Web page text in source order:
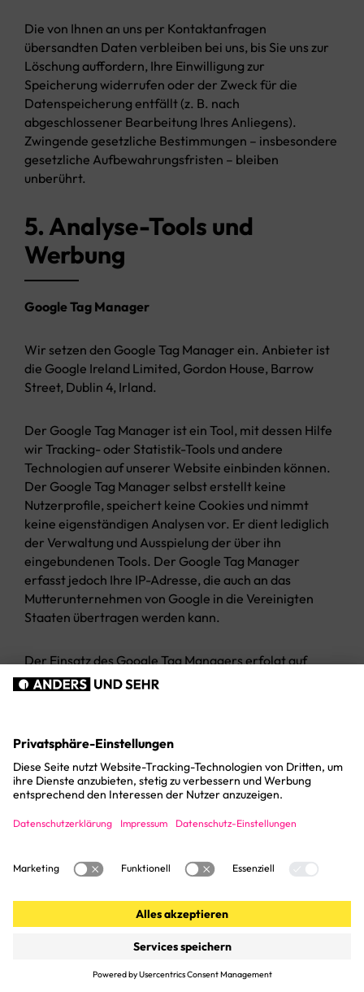
Die von Ihnen an uns per Kontaktanfragen
übersandten Daten verbleiben bei uns, bis Sie uns zur
Löschung auffordern, Ihre Einwilligung zur
Speicherung widerrufen oder der Zweck für die
Datenspeicherung entfällt (z. B. nach
abgeschlossener Bearbeitung Ihres Anliegens).
Zwingende gesetzliche Bestimmungen – insbesondere
gesetzliche Aufbewahrungsfristen – bleiben
unberührt.
5. Analyse-Tools und
Werbung
Google Tag Manager
Wir setzen den Google Tag Manager ein. Anbieter ist
die Google Ireland Limited, Gordon House, Barrow
Street, Dublin 4, Irland.
Der Google Tag Manager ist ein Tool, mit dessen Hilfe
wir Tracking- oder Statistik-Tools und andere
Technologien auf unserer Website einbinden können.
Der Google Tag Manager selbst erstellt keine
Nutzerprofile, speichert keine Cookies und nimmt
keine eigenständigen Analysen vor. Er dient lediglich
der Verwaltung und Ausspielung der über ihn
eingebundenen Tools. Der Google Tag Manager
erfasst jedoch Ihre IP-Adresse, die auch an das
Mutterunternehmen von Google in die Vereinigten
Staaten übertragen werden kann.
Der Einsatz des Google Tag Managers erfolgt auf
Grundlage von Art. 6 Abs. 1 lit. f DSGVO. Der
Verwaltung verschiedener Tools auf seiner Website.
Sofern eine entsprechende Einwilligung abgefragt
wurde, erfolgt die Verarbeitung ausschließlich auf
Grundlage von Art. 6 Abs. 1 lit. a DSGVO; die
Webanalysedienstes Google Analytics. Anbieter ist
Barrow Street, Dublin 4, Irland.